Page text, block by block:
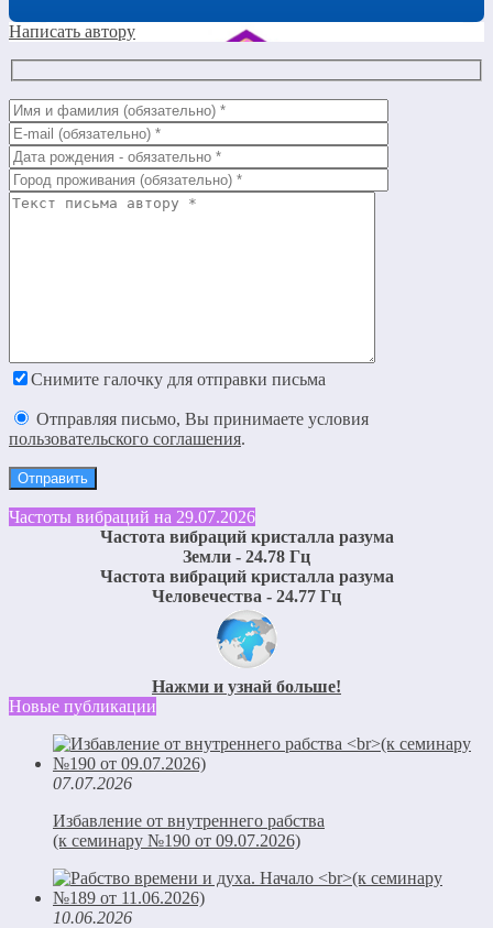
Написать автору
Снимите галочку для отправки письма
Отправляя письмо, Вы принимаете условия
пользовательского соглашения.
Частоты вибраций на 29.07.2026
Частота вибраций кристалла разума
Земли - 24.78 Гц
Частота вибраций кристалла разума
Человечества - 24.77 Гц
Нажми и узнай больше!
Новые публикации
07.07.2026
Избавление от внутреннего рабства
(к семинару №190 от 09.07.2026)
10.06.2026